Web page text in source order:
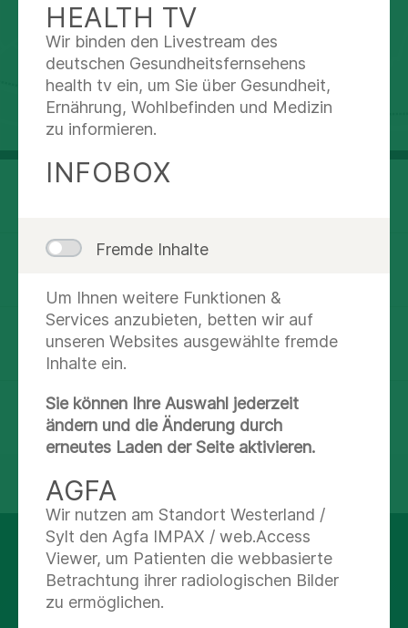
und ärztlichen Netzwerk im Hamburger
Westen. Vertrauen Sie auf unsere
Erfahrung und Expertise für Ihre optimale
physiotherapeutische Betreuung.
Wir freuen uns darauf, Sie kennen zu
lernen!
Suurheid 20
(040) 8191-4300
Nachricht schreiben
teilen
AUF DEM LAUFENDEN
BLEIBEN
HEALTH TV
Wir binden den Livestream des
deutschen Gesundheitsfernsehens
health tv ein, um Sie über Gesundheit,
Ernährung, Wohlbefinden und Medizin
zu informieren.
INFOBOX
Fremde Inhalte
Um Ihnen weitere Funktionen &
Services anzubieten, betten wir auf
unseren Websites ausgewählte fremde
Inhalte ein.
Sie können Ihre Auswahl jederzeit
ändern und die Änderung durch
erneutes Laden der Seite aktivieren.
AGFA
Wir nutzen am Standort Westerland /
Sylt den Agfa IMPAX / web.Access
Viewer, um Patienten die webbasierte
Betrachtung ihrer radiologischen Bilder
zu ermöglichen.